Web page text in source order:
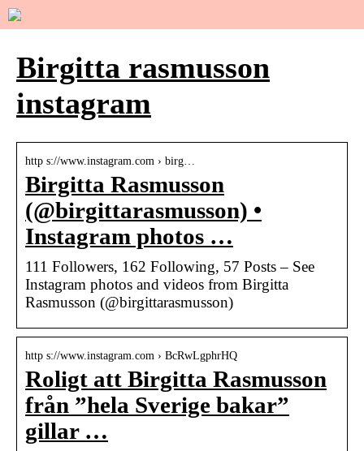
Birgitta rasmusson
instagram
http s://www.instagram.com › birg…
Birgitta Rasmusson
(@birgittarasmusson) •
Instagram photos …
111 Followers, 162 Following, 57 Posts – See
Instagram photos and videos from Birgitta
Rasmusson (@birgittarasmusson)
http s://www.instagram.com › BcRwLgphrHQ
Roligt att Birgitta Rasmusson
från ”hela Sverige bakar”
gillar …